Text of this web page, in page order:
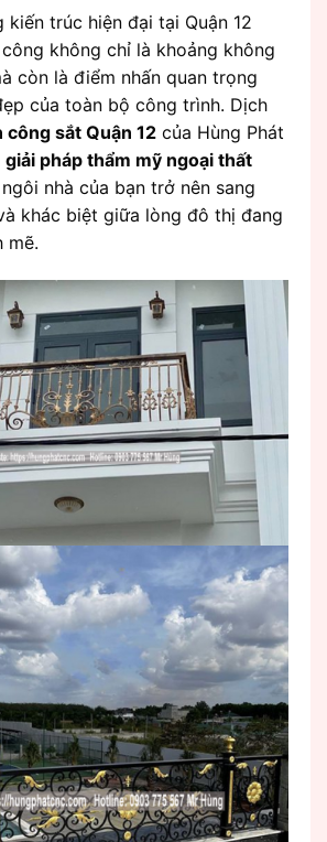
kiến trúc hiện đại tại Quận 12
không chỉ là khoảng không
còn là điểm nhấn quan trọng
của toàn bộ công trình. Dịch
công sắt Quận 12 của Hùng Phát
giải pháp thẩm mỹ ngoại thất
nhà của bạn trở nên sang
khác biệt giữa lòng đô thị đang
mẽ.